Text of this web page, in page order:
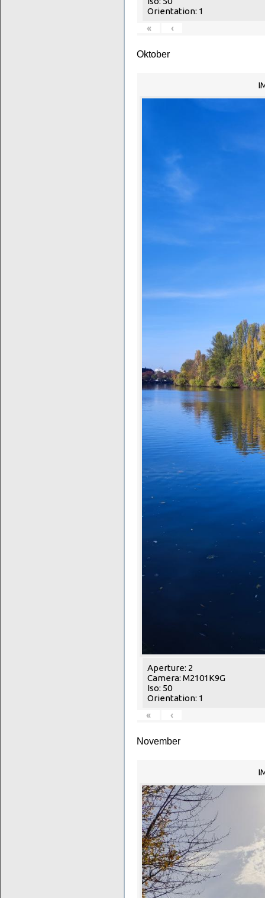
Orientation: 1
«
‹
Oktober
Aperture: 2
Camera: M2101K9G
Iso: 50
Orientation: 1
«
‹
November